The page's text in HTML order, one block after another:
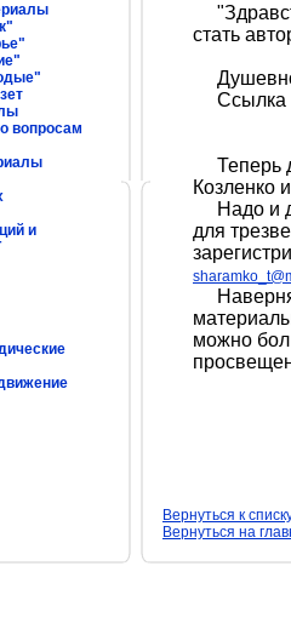
вопросам
и
стать
Душевно
Ссылка
Теперь
Козленко
Надо и
для
можно
Вернуться к
Вернуться на